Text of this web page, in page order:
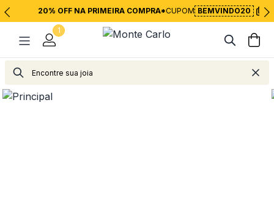
20% OFF NA PRIMEIRA COMPRA*CUPOM BEMVINDO20
1
Joias